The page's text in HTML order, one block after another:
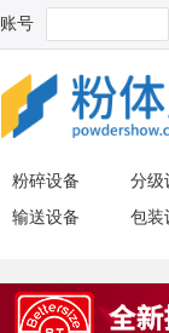
账号
粉碎设备 分级
输送设备
包装